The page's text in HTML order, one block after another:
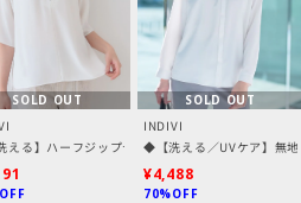
状況をメルマガにてお知らせ♪
ラウス
SOLD OUT
える】ハーフジップデザインブラウス
SOLD OUT
INDIVI
◆【洗える／UVケア】無
¥4,488
70%OFF